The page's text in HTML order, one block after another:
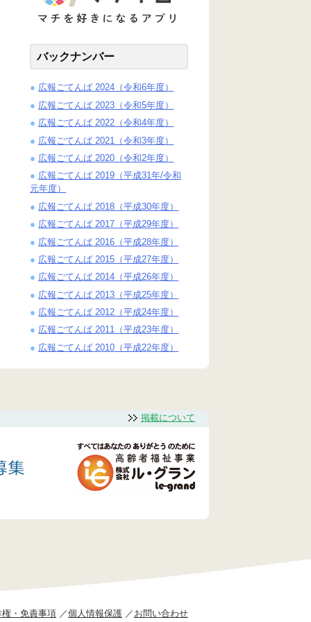
バックナンバー
広報ごてんば 2024（令和6年度）
広報ごてんば 2023（令和5年度）
広報ごてんば 2022（令和4年度）
広報ごてんば 2021（令和3年度）
広報ごてんば 2020（令和2年度）
広報ごてんば 2019（平成31年/令和
元年度）
広報ごてんば 2018（平成30年度）
広報ごてんば 2017（平成29年度）
広報ごてんば 2016（平成28年度）
広報ごてんば 2015（平成27年度）
広報ごてんば 2014（平成26年度）
広報ごてんば 2013（平成25年度）
広報ごてんば 2012（平成24年度）
広報ごてんば 2011（平成23年度）
広報ごてんば 2010（平成22年度）
掲載について
・免責事項 個人情報保護 お問い合わせ